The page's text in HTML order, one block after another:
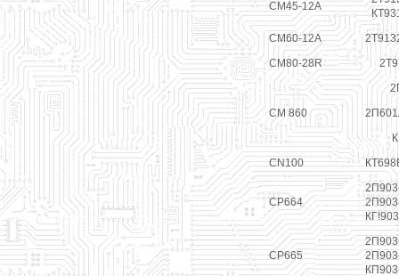
СМ45-12А
СМ60-12А
CM80-28R
CM 860
CN100
CP664
CP665